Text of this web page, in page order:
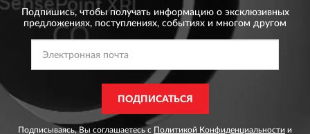
Подпишись, чтобы получать информацию о эксклюзивных
предложениях, поступлениях, событиях и многом другом
ПОДПИСАТЬСЯ
Подписываясь, Вы соглашаетесь с Политикой Конфиденциальности и